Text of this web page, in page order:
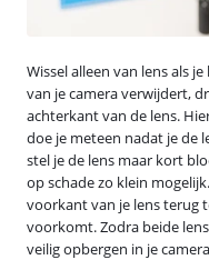
Wissel alleen van lens als
van je camera verwijdert,
achterkant van de lens.
doe je meteen nadat je de
stel je de lens maar kort
op schade zo klein
voorkant van je lens terug
voorkomt. Zodra beide
veilig opbergen in je